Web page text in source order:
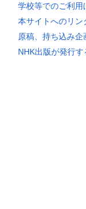
学校等でのご利用
本サイトへのリン
原稿、持ち込み
NHK出版が発行